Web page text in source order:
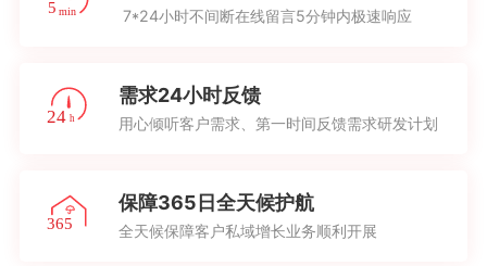
7*24小时不间断在线留言5分钟内极速响应
需求24小时反馈
用心倾听客户需求、第一时间反馈需求研发计划
保障365日全天候护航
全天候保障客户私域增长业务顺利开展